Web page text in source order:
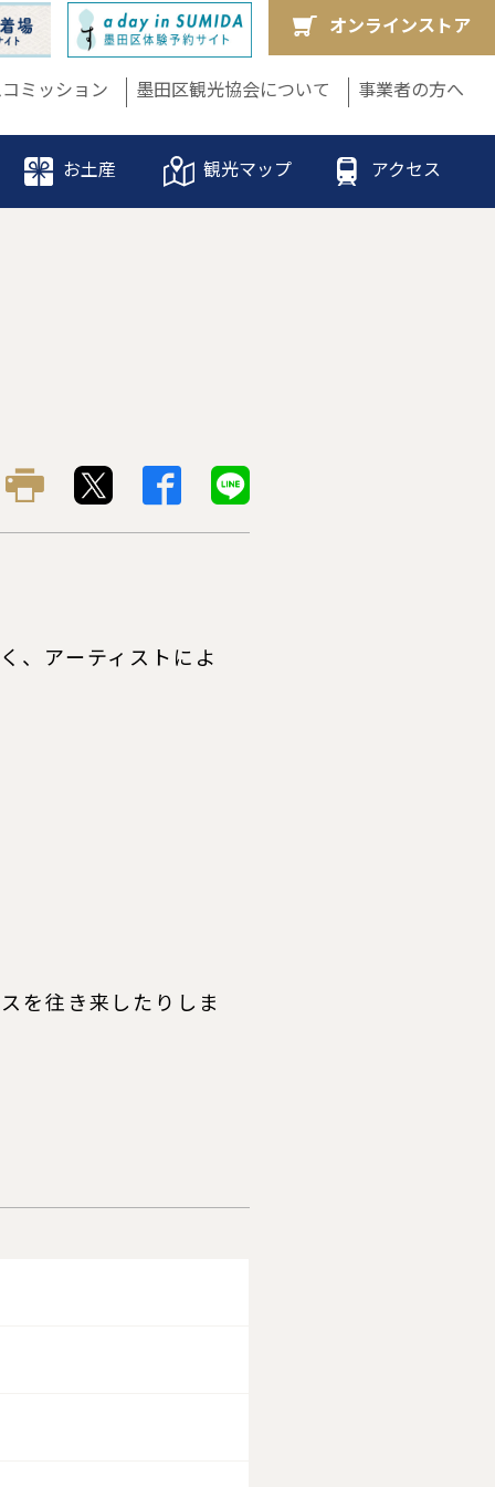
オンラインストア
ミッション 墨田区観光協会について 事業者の方へ
お土産 観光マップ アクセス
、アーティストによ
を往き来したりしま